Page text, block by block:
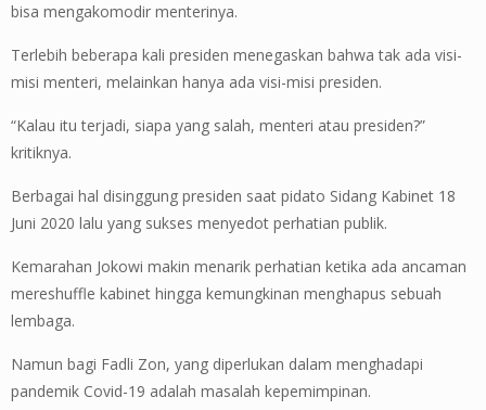
bisa mengakomodir menterinya.
Terlebih beberapa kali presiden menegaskan bahwa tak ada visi-
misi menteri, melainkan hanya ada visi-misi presiden.
“Kalau itu terjadi, siapa yang salah, menteri atau presiden?”
kritiknya.
Berbagai hal disinggung presiden saat pidato Sidang Kabinet 18
Juni 2020 lalu yang sukses menyedot perhatian publik.
Kemarahan Jokowi makin menarik perhatian ketika ada ancaman
mereshuffle kabinet hingga kemungkinan menghapus sebuah
lembaga.
Namun bagi Fadli Zon, yang diperlukan dalam menghadapi
pandemik Covid-19 adalah masalah kepemimpinan.